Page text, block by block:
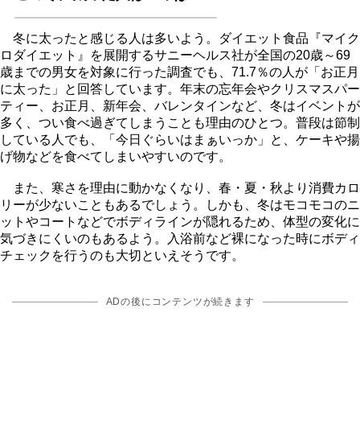
冬に太ったと感じる人は多いよう。ダイエット食品『マイク
ロダイエット』を展開するサニーヘルス社が全国の20歳～69
歳までの男女を対象に行った調査でも、71.7％の人が「お正月
に太った」と回答しています。年末の忘年会やクリスマスパー
ティー、お正月、新年会、バレンタインなど、冬はイベントが
多く、つい食べ過ぎてしまうことも理由のひとつ。普段は節制
している人でも、「今日ぐらいはまぁいっか」と、ケーキや揚
げ物などを食べてしまいやすいのです。
また、寒さを理由に動かなくなり、春・夏・秋より消費カロ
リーが少ないこともあるでしょう。しかも、冬はモコモコのニ
ットやコートなどでボディラインが隠れるため、体型の変化に
気づきにくいのもあるよう。入浴前など裸になった時にボディ
チェックを行うのも大切といえそうです。
ADの後にコンテンツが続きます